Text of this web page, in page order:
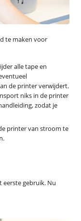
te maken voor
alle tape en
de printer verwijdert.
niks in de printer
zodat je
printer van stroom te
eerste gebruik. Nu